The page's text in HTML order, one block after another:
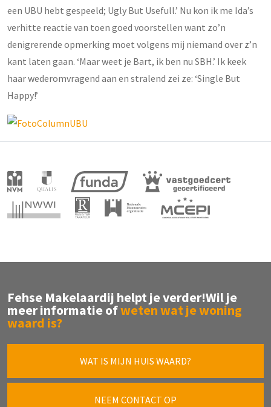
een UBU hebt gespeeld; Ugly But Usefull.’ Nu kon ik me Ida’s
verhitte reactie van toen goed voorstellen want zo’n
denigrerende opmerking moet volgens mij niemand over z’n
kant laten gaan. ‘Maar weet je Bart, ik ben nu SBH.’ Ik keek
haar wederomvragend aan en stralend zei ze: ‘Single But
Happy!’
Fehse Makelaardij helpt je verder!Wil je
meer informatie ofweten wat je woning
waard is?
WAT IS MIJN HUIS WAARD?
NEEM CONTACT OP